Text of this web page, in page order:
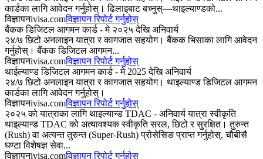
कार्डका लागि आवेदन गर्नुहोस्। ढिलाइबाट बच्नुस्—थाइल्याण्डको...
विज्ञापनivisa.comविज्ञापन रिपोर्ट गर्नुहोस्
बैंकक डिजिटल आगमन कार्ड - मे २०२५ देखि अनिवार्य
२४/७ छिटो अनलाइन यात्रा र कागजात सहयोग। बैंकक भिसाका लागि आवेदन
गर्नुहोस्। बैंकक डिजिटल आगमन...
विज्ञापनivisa.comविज्ञापन रिपोर्ट गर्नुहोस्
थाईल्याण्ड डिजिटल आगमन कार्ड - मे 2025 देखि अनिवार्य
२४/७ छिटो अनलाइन यात्रा र कागजात सहयोग। थाइल्याण्ड डिजिटल आगमन
कार्डका लागि आवेदन गर्नुहोस्।
विज्ञापनivisa.comविज्ञापन रिपोर्ट गर्नुहोस्
२०२५ को यात्राका लागि थाइल्यान्ड TDAC - अनिवार्य यात्रा स्वीकृति
थाइल्यान्ड TDAC को अत्यावश्यक स्वीकृति सरल, छिटो र सुरक्षित। तुरुन्त
(Rush) वा अत्यन्त तुरुन्त (Super-Rush) प्रोसेसिङ प्राप्त गर्नुहोस्, चौबीसै
घण्टा विशेषज्ञ सेवा...
विज्ञापनivisa.comविज्ञापन रिपोर्ट गर्नुहोस्